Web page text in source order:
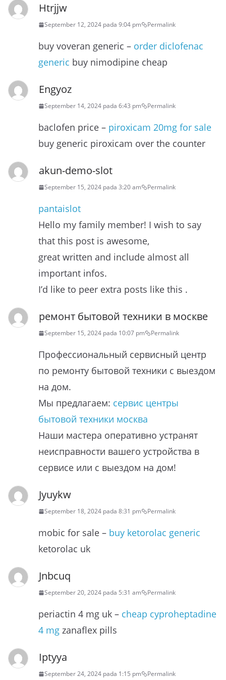
Htrjjw
September 12, 2024 pada 9:04 pm Permalink
buy voveran generic – order diclofenac
generic buy nimodipine cheap
Engyoz
September 14, 2024 pada 6:43 pm Permalink
baclofen price – piroxicam 20mg for sale
buy generic piroxicam over the counter
akun-demo-slot
September 15, 2024 pada 3:20 am Permalink
pantaislot
Hello my family member! I wish to say
that this post is awesome,
great written and include almost all
important infos.
I’d like to peer extra posts like this .
ремонт бытовой техники в москве
September 15, 2024 pada 10:07 pm Permalink
Профессиональный сервисный центр
по ремонту бытовой техники с выездом
на дом.
Мы предлагаем: сервис центры
бытовой техники москва
Наши мастера оперативно устранят
неисправности вашего устройства в
сервисе или с выездом на дом!
Jyuykw
September 18, 2024 pada 8:31 pm Permalink
mobic for sale – buy ketorolac generic
ketorolac uk
Jnbcuq
September 20, 2024 pada 5:31 am Permalink
periactin 4 mg uk – cheap cyproheptadine
4 mg zanaflex pills
Iptyya
September 24, 2024 pada 1:15 pm Permalink